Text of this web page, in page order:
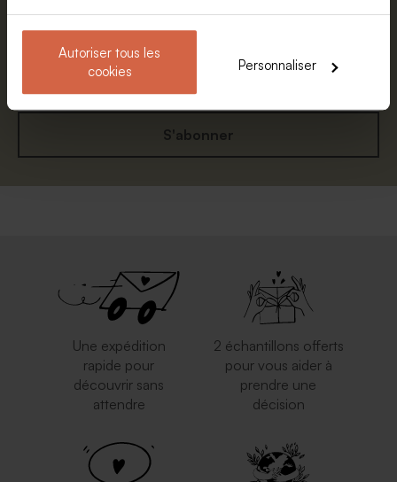
Autoriser tous les
cookies
Personnaliser
Prénom
S'abonner
Une expédition
rapide pour
découvrir sans
attendre
2 échantillons offerts
pour vous aider à
prendre une
décision